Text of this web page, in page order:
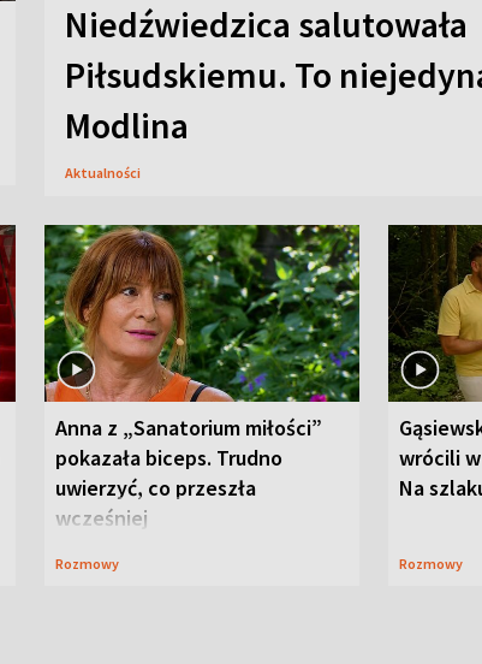
Niedźwiedzica salutowała
Piłsudskiemu. To
Modlina
Aktualności
Anna z „Sanatorium miłości”
pokazała biceps. Trudno
uwierzyć, co przeszła
wcześniej
Rozmowy
wrócili
Na
Rozmowy